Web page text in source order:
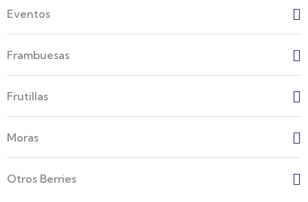
Eventos
Frambuesas
Frutillas
Moras
Otros Berries